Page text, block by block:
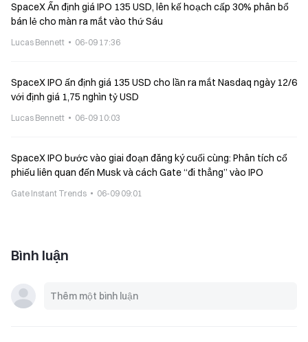
SpaceX Ấn định giá IPO 135 USD, lên kế hoạch cấp 30% phân bổ
bán lẻ cho màn ra mắt vào thứ Sáu
Lucas Bennett 06-09 17:36
SpaceX IPO ấn định giá 135 USD cho lần ra mắt Nasdaq ngày 12/6
với định giá 1,75 nghìn tỷ USD
Lucas Bennett 06-09 10:03
SpaceX IPO bước vào giai đoạn đăng ký cuối cùng: Phân tích cổ
phiếu liên quan đến Musk và cách Gate “đi thẳng” vào IPO
Gate Instant Trends 06-09 09:01
Bình luận